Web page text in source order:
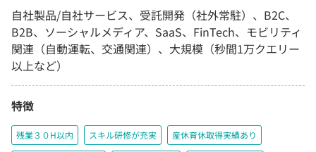
自社製品/自社サービス、受託開発（社外常駐）、B2C、
B2B、ソーシャルメディア、SaaS、FinTech、モビリティ
関連（自動運転、交通関連）、大規模（秒間1万クエリー
以上など）
特徴
残業３０H以内 スキル研修が充実 産休育休取得実績あり